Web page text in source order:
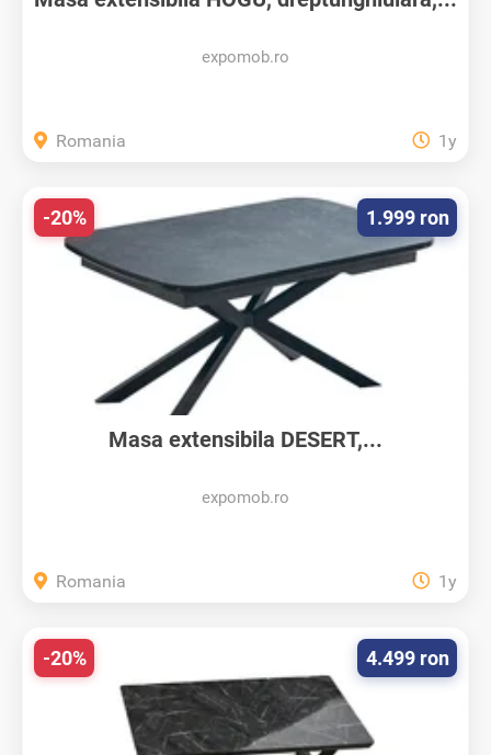
expomob.ro
Romania 1y
Masa extensibila DESERT,...
expomob.ro
1.999 ron
-20%
Romania 1y
4.499 ron
-20%